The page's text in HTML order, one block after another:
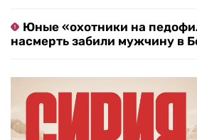
Юные «охотники на
насмерть забили мужчину в